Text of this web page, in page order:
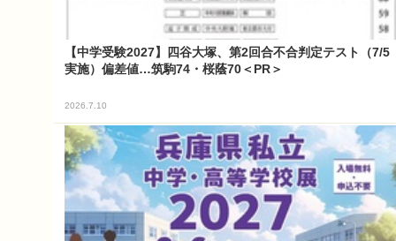
【中学受験2027】四谷大塚、第2回合不合判定テスト（7/5
実施）偏差値…筑駒74・桜蔭70＜PR＞
2026.7.10